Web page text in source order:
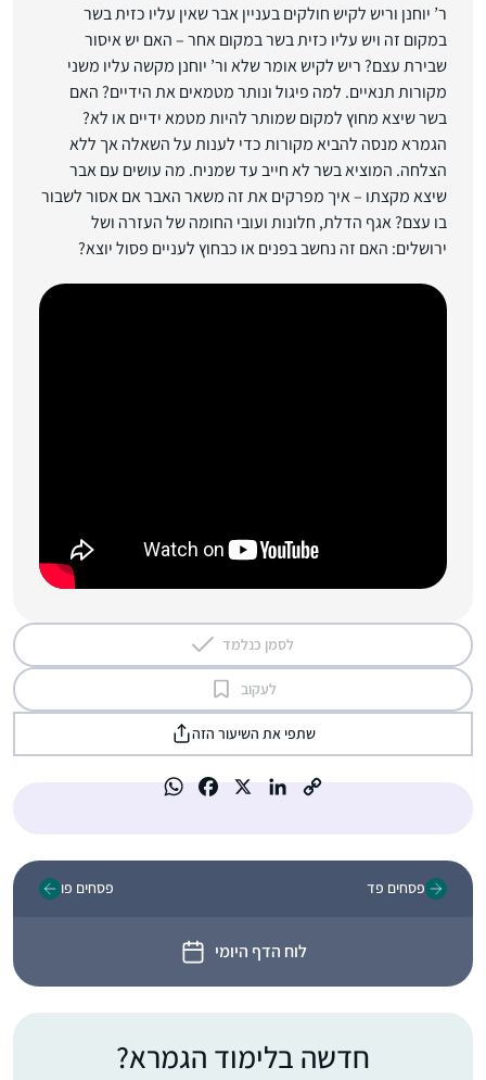
ר’ יוחנן וריש לקיש חולקים בעניין אבר שאין עליו כזית בשר
במקום זה ויש עליו כזית בשר במקום אחר – האם יש איסור
שבירת עצם? ריש לקיש אומר שלא ור’ יוחנן מקשה עליו משני
מקורות תנאיים. למה פיגול ונותר מטמאים את הידיים? האם
בשר שיצא מחוץ למקום שמותר להיות מטמא ידיים או לא?
הגמרא מנסה להביא מקורות כדי לענות על השאלה אך ללא
הצלחה. המוציא בשר לא חייב עד שמניח. מה עושים עם אבר
שיצא מקצתו – איך מפרקים את זה משאר האבר אם אסור לשבור
בו עצם? אגף הדלת, חלונות ועובי החומה של העזרה ושל
ירושלים: האם זה נחשב בפנים או כבחוץ לעניים פסול יוצא?
לסמן כנלמד
לעקוב
שתפי את השיעור הזה
פסחים פד
לוח הדף היומי
פסחים פו
חדשה בלימוד הגמרא?